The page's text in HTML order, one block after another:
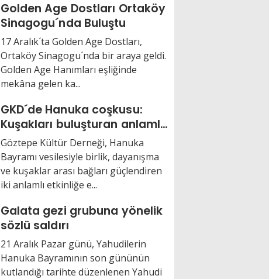
Golden Age Dostları Ortaköy
Sinagogu´nda Buluştu
17 Aralık´ta Golden Age Dostları,
Ortaköy Sinagogu´nda bir araya geldi.
Golden Age Hanımları eşliğinde
mekâna gelen ka...
GKD´de Hanuka coşkusu:
Kuşakları buluşturan anlamlı
günler
Göztepe Kültür Derneği, Hanuka
Bayramı vesilesiyle birlik, dayanışma
ve kuşaklar arası bağları güçlendiren
iki anlamlı etkinliğe e...
Galata gezi grubuna yönelik
sözlü saldırı
21 Aralık Pazar günü, Yahudilerin
Hanuka Bayramının son gününün
kutlandığı tarihte düzenlenen Yahudi